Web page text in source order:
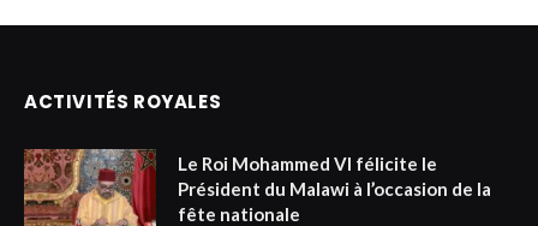
ACTIVITÉS ROYALES
Le Roi Mohammed VI félicite le
Président du Malawi à l’occasion de la
fête nationale